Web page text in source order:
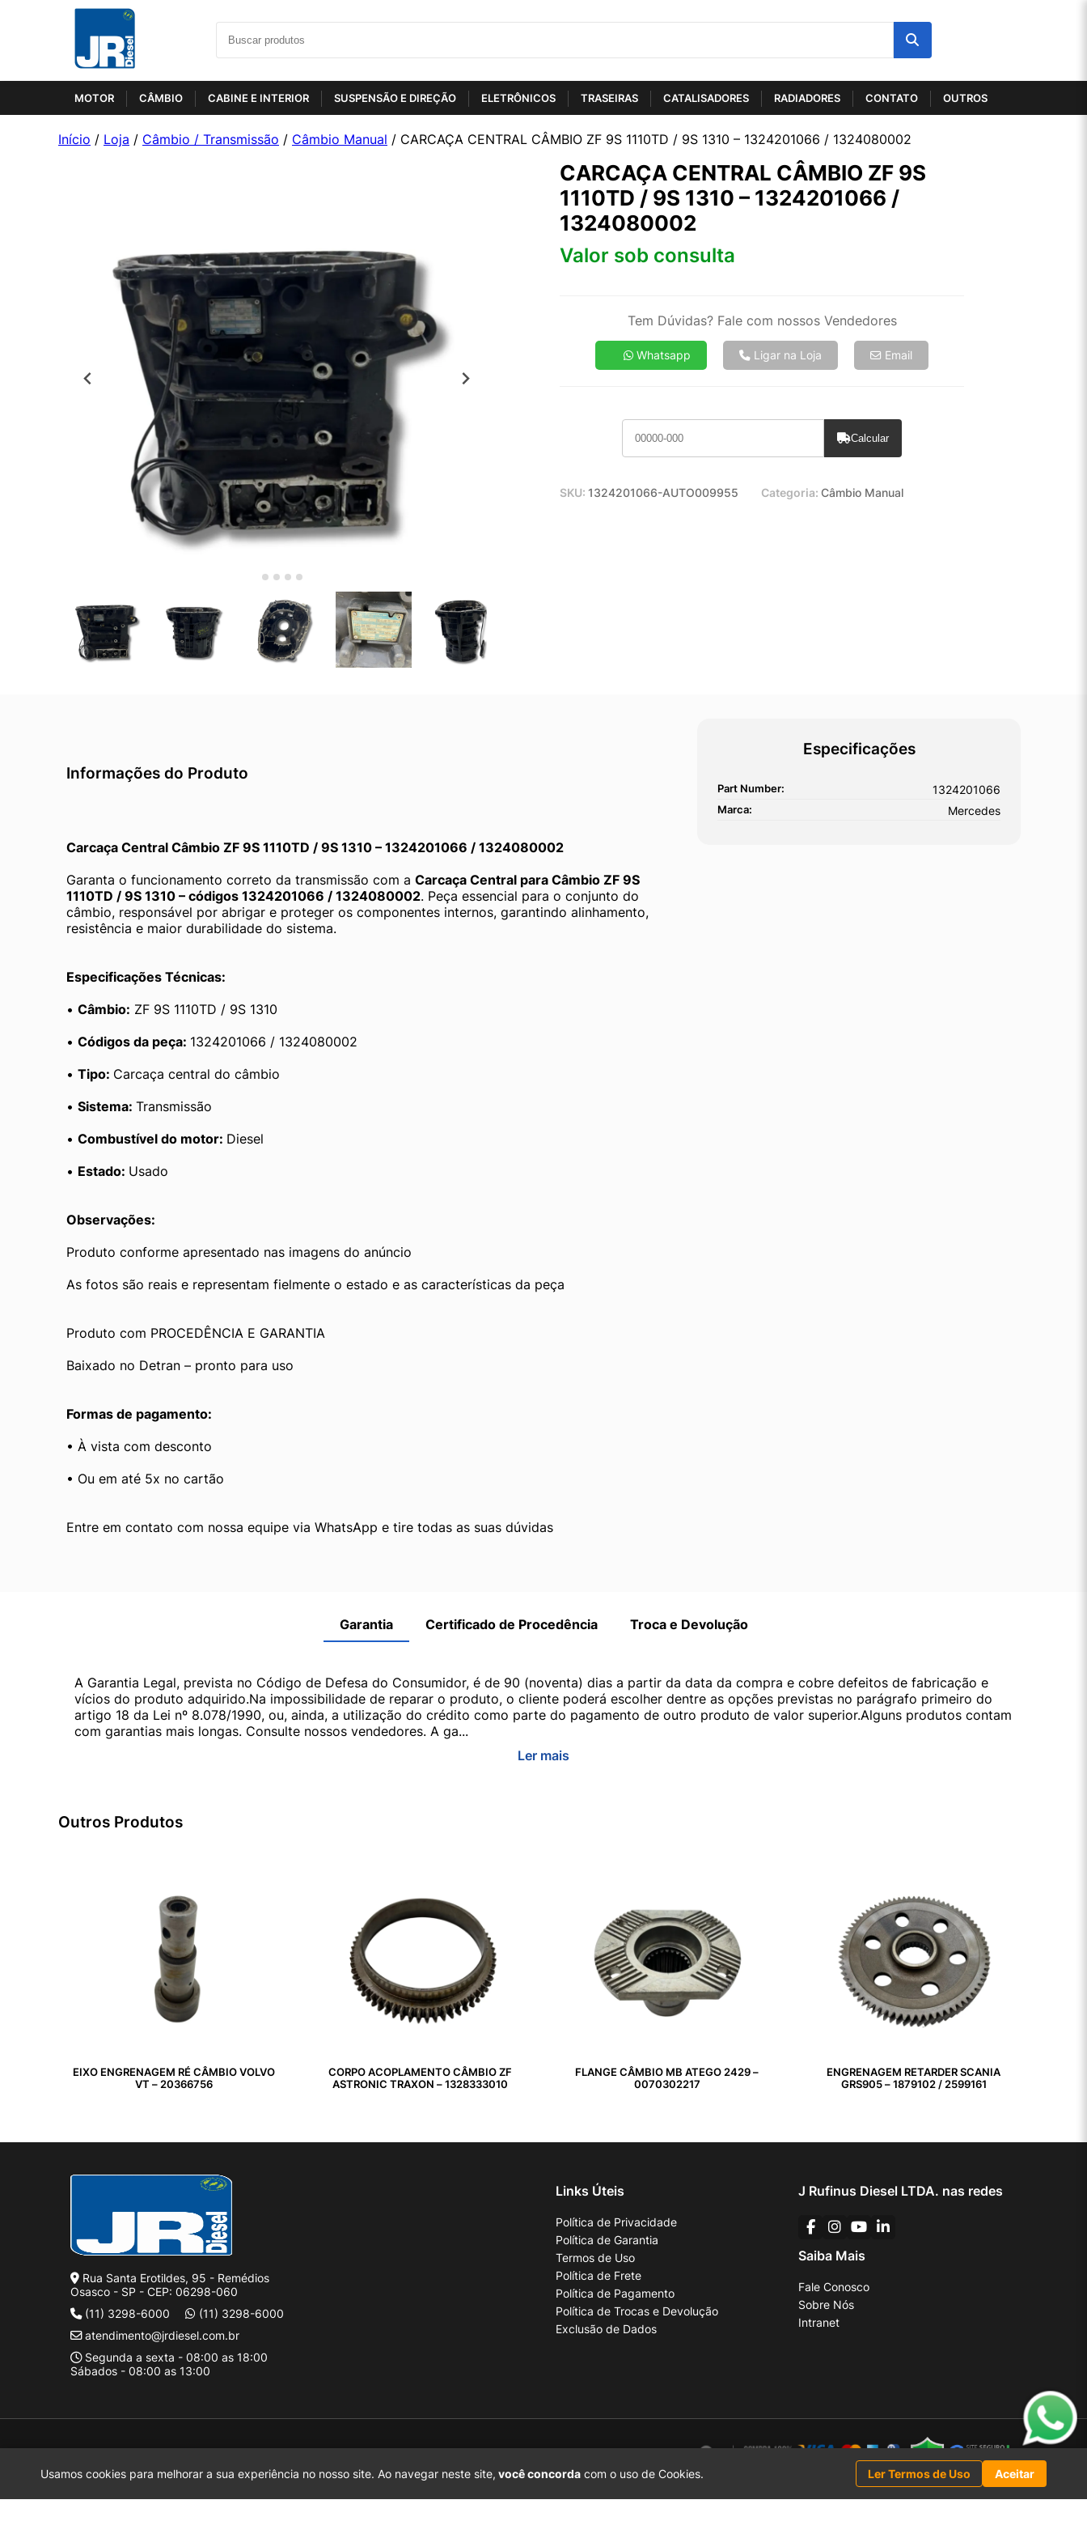
MOTOR CÂMBIO CABINE E INTERIOR SUSPENSÃO E DIREÇÃO ELETRÔNICOS TRASEIRAS CATALISADORES RADIADORES CONTATO OUTROS
Início / Loja / Câmbio / Transmissão / Câmbio Manual / CARCAÇA CENTRAL CÂMBIO ZF 9S 1110TD / 9S 1310 – 1324201066 / 1324080002
CARCAÇA CENTRAL CÂMBIO ZF 9S
1110TD / 9S 1310 – 1324201066 /
1324080002
Valor sob consulta
Tem Dúvidas? Fale com nossos Vendedores
Whatsapp Ligar na Loja Email
Calcular
SKU: 1324201066-AUTO009955 Categoria: Câmbio Manual
Informações do Produto
Carcaça Central Câmbio ZF 9S 1110TD / 9S 1310 – 1324201066 / 1324080002
Garanta o funcionamento correto da transmissão com a Carcaça Central para Câmbio ZF 9S
1110TD / 9S 1310 – códigos 1324201066 / 1324080002. Peça essencial para o conjunto do
câmbio, responsável por abrigar e proteger os componentes internos, garantindo alinhamento,
resistência e maior durabilidade do sistema.
Especificações Técnicas:
• Câmbio: ZF 9S 1110TD / 9S 1310
• Códigos da peça: 1324201066 / 1324080002
• Tipo: Carcaça central do câmbio
• Sistema: Transmissão
• Combustível do motor: Diesel
• Estado: Usado
Observações:
Produto conforme apresentado nas imagens do anúncio
As fotos são reais e representam fielmente o estado e as características da peça
Produto com PROCEDÊNCIA E GARANTIA
Baixado no Detran – pronto para uso
Formas de pagamento:
• À vista com desconto
• Ou em até 5x no cartão
Entre em contato com nossa equipe via WhatsApp e tire todas as suas dúvidas
Especificações
Part Number: 1324201066
Marca: Mercedes
Garantia Certificado de Procedência Troca e Devolução
A Garantia Legal, prevista no Código de Defesa do Consumidor, é de 90 (noventa) dias a partir da data da compra e cobre defeitos de fabricação e
vícios do produto adquirido.Na impossibilidade de reparar o produto, o cliente poderá escolher dentre as opções previstas no parágrafo primeiro do
artigo 18 da Lei nº 8.078/1990, ou, ainda, a utilização do crédito como parte do pagamento de outro produto de valor superior.Alguns produtos contam
com garantias mais longas. Consulte nossos vendedores. A ga...
Ler mais
Outros Produtos
EIXO ENGRENAGEM RÉ CÂMBIO VOLVO
VT – 20366756
CORPO ACOPLAMENTO CÂMBIO ZF
ASTRONIC TRAXON – 1328333010
FLANGE CÂMBIO MB ATEGO 2429 –
0070302217
ENGRENAGEM RETARDER SCANIA
GRS905 – 1879102 / 2599161
Rua Santa Erotildes, 95 - Remédios
Osasco - SP - CEP: 06298-060
(11) 3298-6000
(11) 3298-6000
atendimento@jrdiesel.com.br
Segunda a sexta - 08:00 as 18:00
Sábados - 08:00 as 13:00
Links Úteis
Política de Privacidade
Política de Garantia
Termos de Uso
Política de Frete
Política de Pagamento
Política de Trocas e Devolução
Exclusão de Dados
J Rufinus Diesel LTDA. nas redes
Saiba Mais
Fale Conosco
Sobre Nós
Intranet
Usamos cookies para melhorar a sua experiência no nosso site. Ao navegar neste site, você concorda com o uso de Cookies. Ler Termos de Uso Aceitar